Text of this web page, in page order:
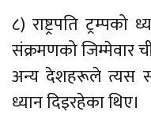
८) राष्ट्रपति
संक्रमणको जिम्मेवार
अन्य देशहरूले त्यस
ध्यान दिइरहेका थिए।